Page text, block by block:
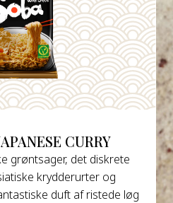
CURRY
grøntsager, det diskrete
krydderurter og
duft af ristede løg